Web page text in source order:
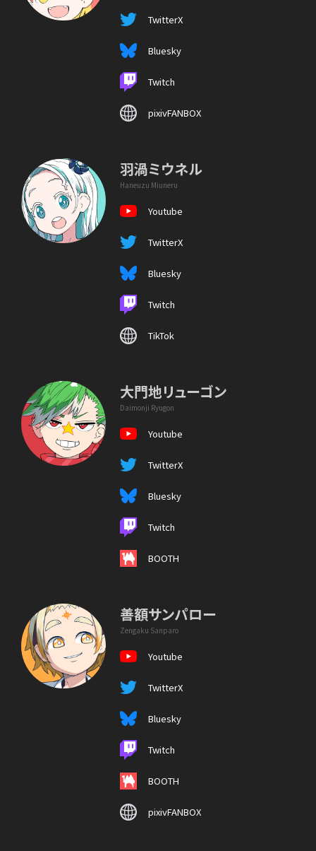
TwitterX
Bluesky
Twitch
pixivFANBOX
羽渦ミウネル
Haneuzu Miuneru
Youtube
TwitterX
Bluesky
Twitch
TikTok
大門地リューゴン
Daimonji Ryugon
Youtube
TwitterX
Bluesky
Twitch
BOOTH
善額サンパロー
Zengaku Sanparo
Youtube
TwitterX
Bluesky
Twitch
BOOTH
pixivFANBOX